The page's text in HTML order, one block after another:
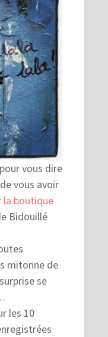
vous dire
vous avoir
la boutique
Bidouillé
mitonne de
se
les 10